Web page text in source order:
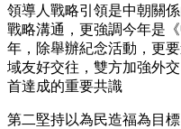
領導人戰略引領是中朝關
戰略溝通，更強調今年是
年，除舉辦紀念活動，更
域友好交往，雙方加強外
首達成的重要共識
第二堅持以為民造福為目